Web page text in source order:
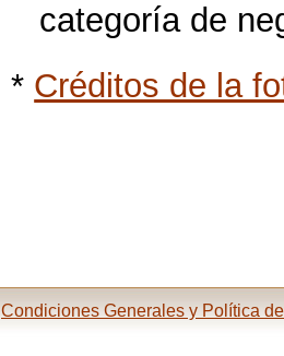
categoría de
* Créditos de la
Condiciones Generales y Política